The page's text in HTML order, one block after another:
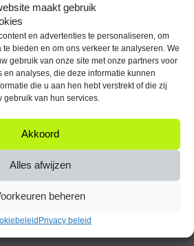
maakt gebruik
en advertenties te personaliseren, om
bieden en om ons verkeer te analyseren. We
gebruik van onze site met onze partners voor
en analyses, die deze informatie kunnen
die u aan hen hebt verstrekt of die zij
van hun services.
Akkoord
Alles afwijzen
beheren
Privacy beleid
voor ouders. Je hoeft je geen zorgen te maken
buurt van de stroomvoorziening, waardoor je
kunt opladen.
laat je in één oogopslag zien of de
op het elektriciteitsnet. Dit is niet alleen
onnodig stroomverbruik wanneer de
voudig